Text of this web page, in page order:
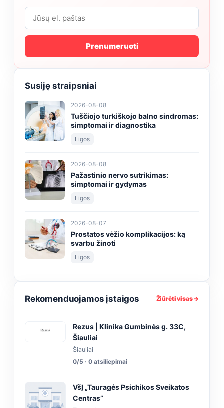
Prenumeruoti
Susiję straipsniai
2026-08-08
Tuščiojo turkiškojo balno sindromas:
simptomai ir diagnostika
Ligos
2026-08-08
Pažastinio nervo sutrikimas:
simptomai ir gydymas
Ligos
2026-08-07
Prostatos vėžio komplikacijos: ką
svarbu žinoti
Ligos
Rekomenduojamos įstaigos Žiūrėti visas →
Rezus | Klinika Gumbinės g. 33C,
Šiauliai
Šiauliai
0/5 · 0 atsiliepimai
VšĮ „Tauragės Psichikos Sveikatos
Centras”